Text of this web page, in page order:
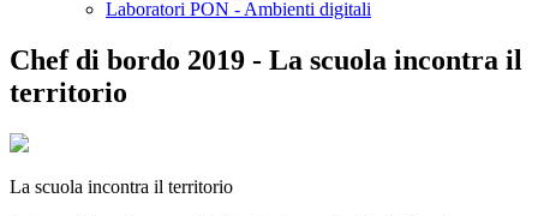
Laboratori PON - Ambienti digitali
Chef di bordo 2019 - La scuola incontra il
territorio
La scuola incontra il territorio